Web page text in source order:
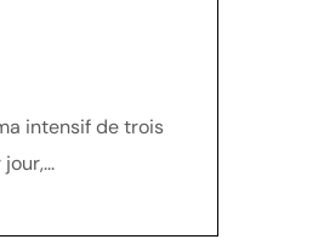
intensif de trois